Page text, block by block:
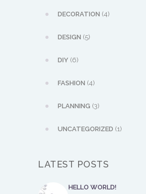
DECORATION (4)
DESIGN (5)
DIY (6)
FASHION (4)
PLANNING (3)
UNCATEGORIZED (1)
LATEST POSTS
HELLO WORLD!